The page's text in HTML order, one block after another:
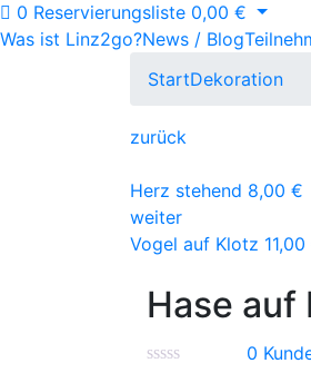
0 Reservierungsliste 0,00 €
Was ist Linz2go?News / Blog
StartDekoration
zurück
Herz stehend 8,00 €
weiter
Vogel auf Klotz 11,00
Hase auf
0